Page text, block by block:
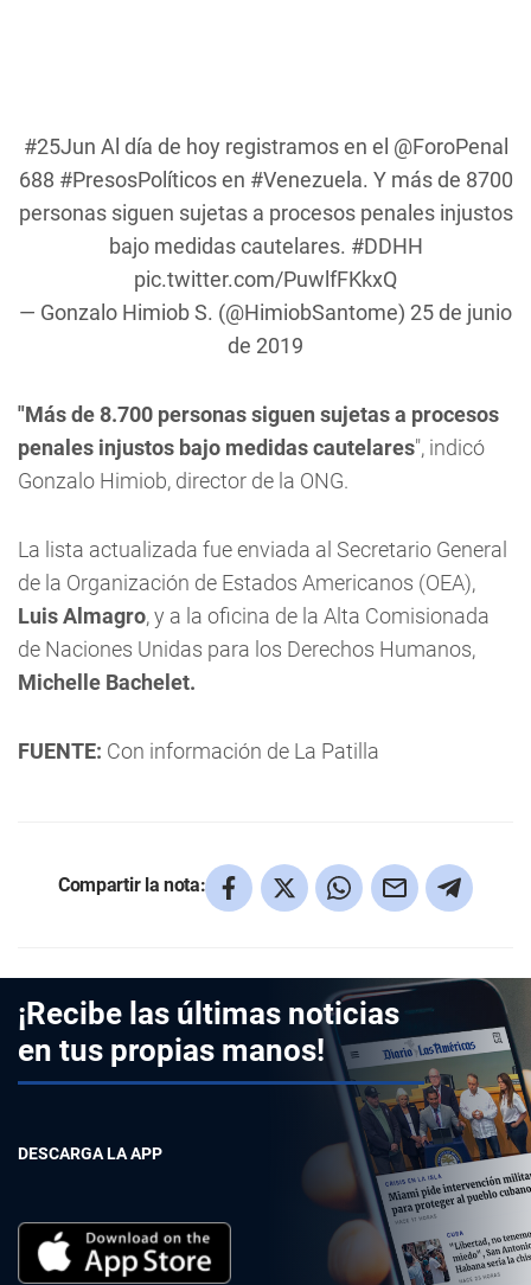
#25Jun Al día de hoy registramos en el @ForoPenal
688 #PresosPolíticosen #Venezuela. Y más de 8700
personas siguen sujetas a procesos penales injustos
bajo medidas cautelares. #DDHH
pic.twitter.com/PuwlfFKkxQ
— Gonzalo Himiob S. (@HimiobSantome) 25 de junio
de 2019
"Más de 8.700 personas siguen sujetas a procesos
penales injustos bajo medidas cautelares", indicó
Gonzalo Himiob, director de la ONG.
La lista actualizada fue enviada al Secretario General
de la Organización de Estados Americanos (OEA),
Luis Almagro, y a la oficina de la Alta Comisionada
de Naciones Unidas para los Derechos Humanos,
Michelle Bachelet.
FUENTE: Con información de La Patilla
Compartir la nota:
¡Recibe las últimas noticias
en tus propias manos!
DESCARGA LA APP